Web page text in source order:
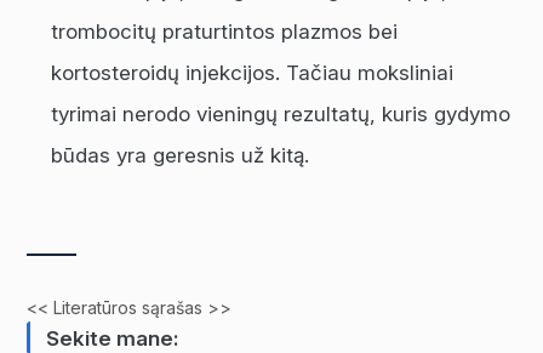
trombocitų praturtintos plazmos bei
kortosteroidų injekcijos. Tačiau moksliniai
tyrimai nerodo vieningų rezultatų, kuris gydymo
būdas yra geresnis už kitą.
<< Literatūros sąrašas >>
Sekite mane: